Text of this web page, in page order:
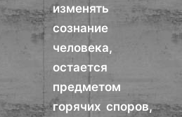
изменять
сознание
человека,
остается
предметом
горячих споров,